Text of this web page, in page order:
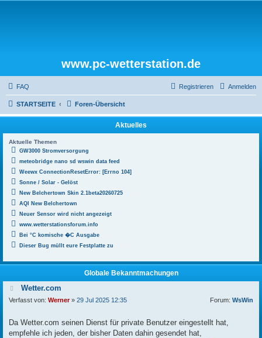
www.pc-wetterstation.de
FAQ Anmelden
Registrieren
STARTSEITE Foren-Übersicht
Aktuelles
Aktuelle Themen
GW3000 Stromversorgung
meteobridge nano sd wswin data feed
Weewx ConnectionResetError: [Errno 104]
Sonne / Solar - Gelöst
New Belchertown Skin 2.1beta20260725
AQI New Belchertown
Neuer Sensor wird nicht angezeigt
www.wetterstationsforum.info
Bei °C komische �C Ausgabe
Dieser Bug müllt eure Festplatte zu
Globale Bekanntmachungen
Wetter.com
Verfasst von: Werner» 29 Jul 2025 12:35 Forum: WsWin
Da Wetter.com seinen Dienst für private Benutzer eingestellt hat,
empfehle ich jeden, der bisher Daten dahin gesendet hat,